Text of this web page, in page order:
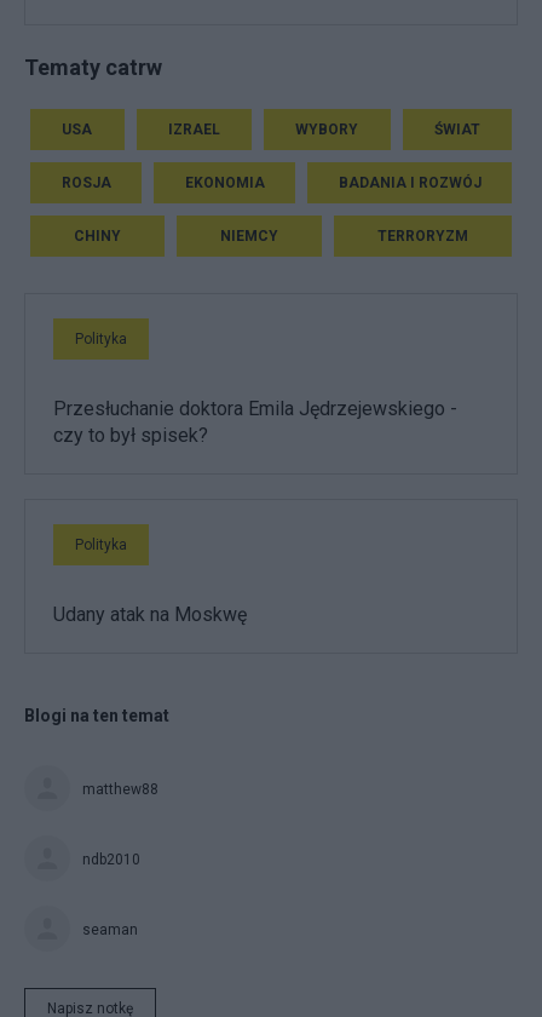
Tematy catrw
USA IZRAEL WYBORY ŚWIAT
ROSJA EKONOMIA BADANIA I ROZWÓJ
CHINY NIEMCY TERRORYZM
Polityka
Przesłuchanie doktora Emila Jędrzejewskiego -
czy to był spisek?
Polityka
Udany atak na Moskwę
Blogi na ten temat
matthew88
ndb2010
seaman
Napisz notkę